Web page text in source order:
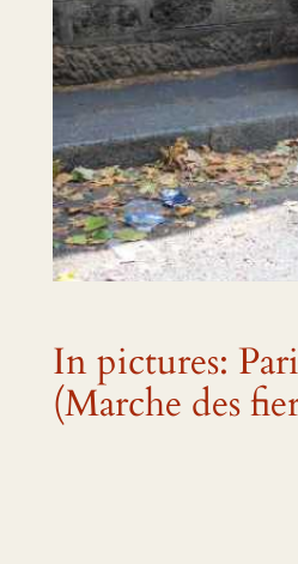
In pictures:
(Marche des